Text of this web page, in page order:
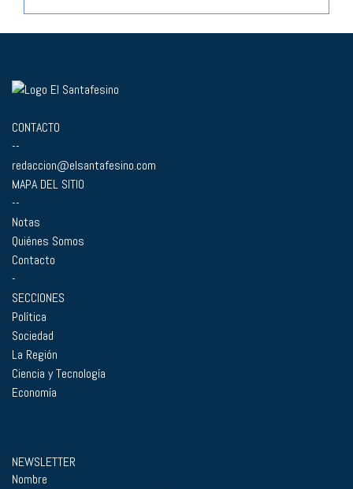
CONTACTO
--
redaccion@elsantafesino.com
MAPA DEL SITIO
--
Notas
Quiénes Somos
Contacto
-
SECCIONES
Política
Sociedad
La Región
Ciencia y Tecnología
Economía
NEWSLETTER
Nombre